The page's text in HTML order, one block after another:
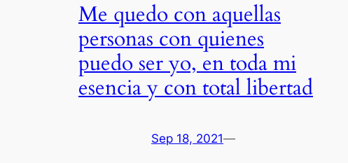
Me quedo con aquellas
personas con quienes
puedo ser yo, en toda mi
esencia y con total libertad
Sep 18, 2021—